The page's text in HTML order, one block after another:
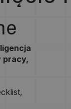
pracy,